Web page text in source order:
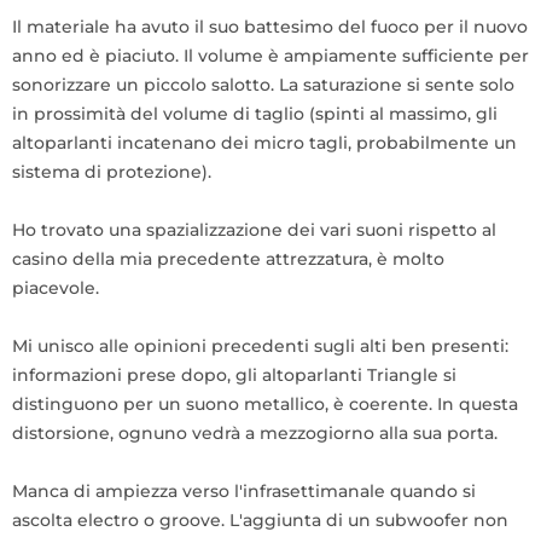
Il materiale ha avuto il suo battesimo del fuoco per il nuovo
anno ed è piaciuto. Il volume è ampiamente sufficiente per
sonorizzare un piccolo salotto. La saturazione si sente solo
in prossimità del volume di taglio (spinti al massimo, gli
altoparlanti incatenano dei micro tagli, probabilmente un
sistema di protezione).
Ho trovato una spazializzazione dei vari suoni rispetto al
casino della mia precedente attrezzatura, è molto
piacevole.
Mi unisco alle opinioni precedenti sugli alti ben presenti:
informazioni prese dopo, gli altoparlanti Triangle si
distinguono per un suono metallico, è coerente. In questa
distorsione, ognuno vedrà a mezzogiorno alla sua porta.
Manca di ampiezza verso l'infrasettimanale quando si
ascolta electro o groove. L'aggiunta di un subwoofer non